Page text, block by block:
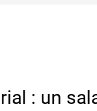
: un